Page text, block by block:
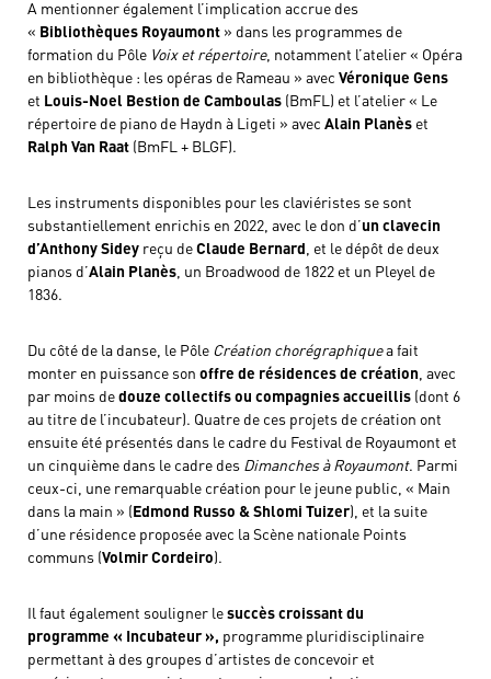
A mentionner également l’implication accrue des
« Bibliothèques Royaumont » dans les programmes de
formation du Pôle Voix et répertoire, notamment l’atelier « Opéra
en bibliothèque : les opéras de Rameau » avec Véronique Gens
et Louis-Noel Bestion de Camboulas (BmFL) et l’atelier « Le
répertoire de piano de Haydn à Ligeti » avec Alain Planès et
Ralph Van Raat (BmFL + BLGF).
Les instruments disponibles pour les claviéristes se sont
substantiellement enrichis en 2022, avec le don d’un clavecin
d’Anthony Sidey reçu deClaude Bernard , et le dépôt de deux
pianos d’Alain Planès , un Broadwood de 1822 et un Pleyel de
1836.
Du côté de la danse, le Pôle Création chorégraphiquea fait
monter en puissance son offre de résidences de création , avec
par moins dedouze collectifs ou compagnies accueillis (dont 6
au titre de l’incubateur). Quatre de ces projets de création ont
ensuite été présentés dans le cadre du Festival de Royaumont et
un cinquième dans le cadre des Dimanches à Royaumont. Parmi
ceux-ci, une remarquable création pour le jeune public, « Main
dans la main » (Edmond Russo & Shlomi Tuizer), et la suite
d’une résidence proposée avec la Scène nationale Points
communs (Volmir Cordeiro).
Il faut également souligner lesuccès croissant du
programme « Incubateur », programme pluridisciplinaire
permettant à des groupes d’artistes de concevoir et